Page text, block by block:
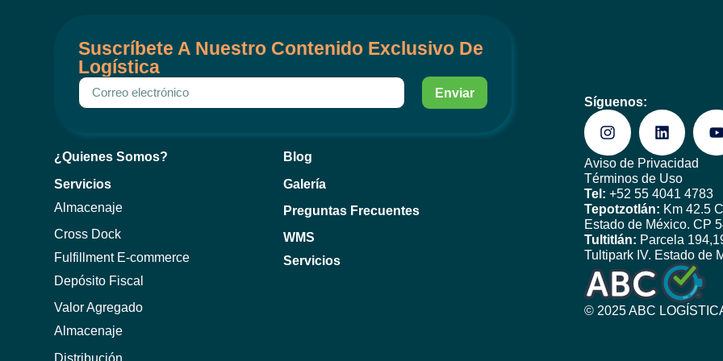
Suscríbete A Nuestro Contenido Exclusivo De
Logística
Enviar
¿Quienes Somos?
Servicios
Almacenaje
Cross Dock
Fulfillment E-commerce
Depósito Fiscal
Valor Agregado
Almacenaje
Distribución
Blog
Galería
Preguntas Frecuentes
WMS
Servicios
Síguenos:
Aviso de Privacidad
Términos de Uso
Tel: +52 55 4041 4783
Tepotzotlán: Km 42.5
Estado de México. CP
Tultitlán: Parcela
Tultipark IV. Estado de
© 2025ABC